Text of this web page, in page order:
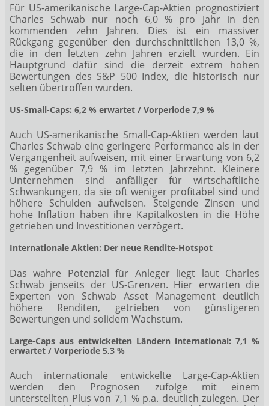
Für US-amerikanische Large-Cap-Aktien prognostiziert
Charles Schwab nur noch 6,0 % pro Jahr in den
kommenden zehn Jahren. Dies ist ein massiver
Rückgang gegenüber den durchschnittlichen 13,0 %,
die in den letzten zehn Jahren erzielt wurden. Ein
Hauptgrund dafür sind die derzeit extrem hohen
Bewertungen des S&P 500 Index, die historisch nur
selten übertroffen wurden.
US-Small-Caps: 6,2 % erwartet / Vorperiode 7,9 %
Auch US-amerikanische Small-Cap-Aktien werden laut
Charles Schwab eine geringere Performance als in der
Vergangenheit aufweisen, mit einer Erwartung von 6,2
% gegenüber 7,9 % im letzten Jahrzehnt. Kleinere
Unternehmen sind anfälliger für wirtschaftliche
Schwankungen, da sie oft weniger profitabel sind und
höhere Schulden aufweisen. Steigende Zinsen und
hohe Inflation haben ihre Kapitalkosten in die Höhe
getrieben und Investitionen verzögert.
Internationale Aktien: Der neue Rendite-Hotspot
Das wahre Potenzial für Anleger liegt laut Charles
Schwab jenseits der US-Grenzen. Hier erwarten die
Experten von Schwab Asset Management deutlich
höhere Renditen, getrieben von günstigeren
Bewertungen und solidem Wachstum.
Large-Caps aus entwickelten Ländern international: 7,1 %
erwartet / Vorperiode 5,3 %
Auch internationale entwickelte Large-Cap-Aktien
werden den Prognosen zufolge mit einem
unterstellten Plus von 7,1 % p.a. deutlich zulegen. Der